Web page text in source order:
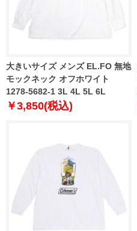
大きいサイズ メンズ EL.FO 無地
モックネック オフホワイト
1278-5682-1 3L 4L 5L 6L
￥3,850(税込)